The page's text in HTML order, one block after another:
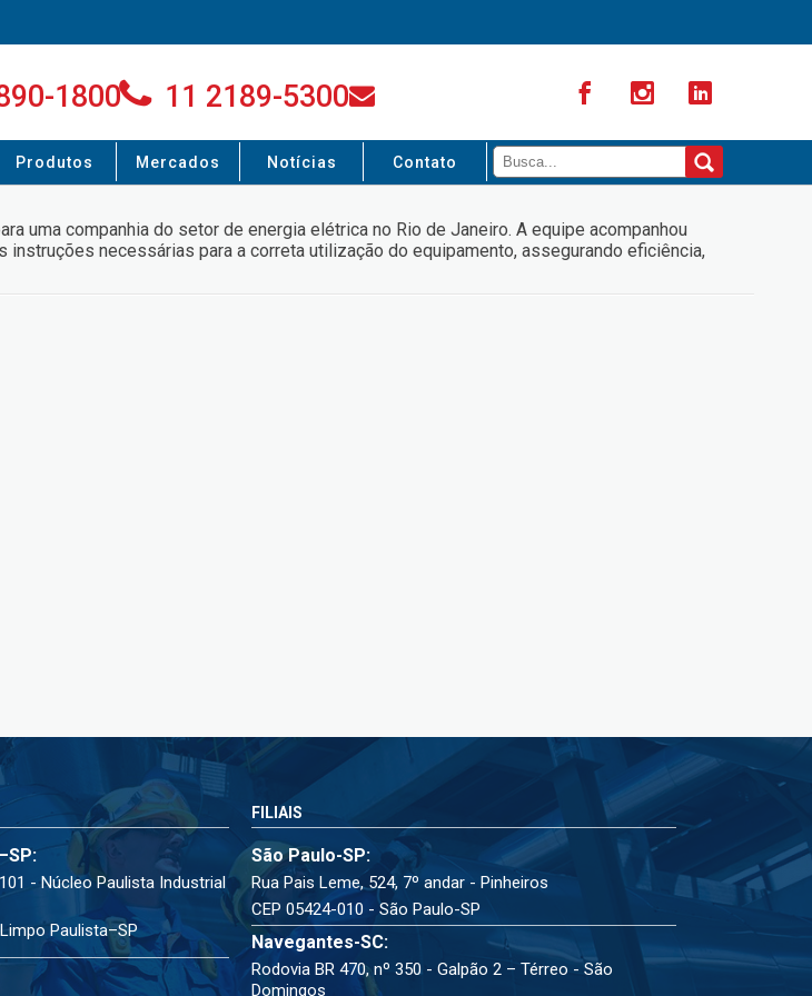
1800 11 2189-5300
Produtos Mercados Notícias Contato
uma companhia do setor de energia elétrica no Rio de Janeiro. A equipe acompanhou
necessárias para a correta utilização do equipamento, assegurando eficiência,
- Núcleo Paulista Industrial
Paulista–SP
FILIAIS
São Paulo-SP:
Rua Pais Leme, 524, 7º andar - Pinheiros
CEP 05424-010 - São Paulo-SP
Navegantes-SC:
Rodovia BR 470, nº 350 - Galpão 2 – Térreo - São
Domingos